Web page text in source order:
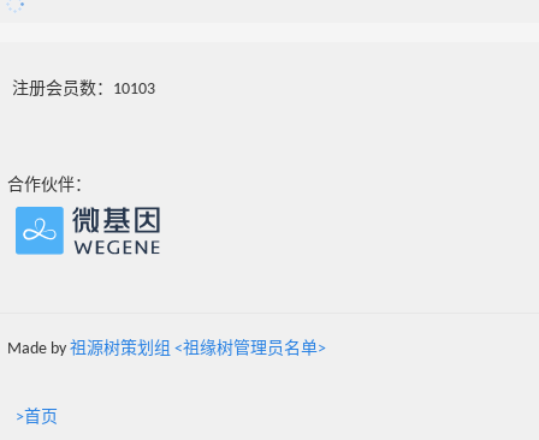
注册会员数：10103
合作伙伴：
Made by 祖源树策划组 <祖缘树管理员名单>
>首页